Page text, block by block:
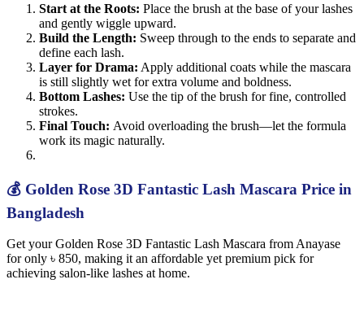
Start at the Roots: Place the brush at the base of your lashes
and gently wiggle upward.
Build the Length: Sweep through to the ends to separate and
define each lash.
Layer for Drama: Apply additional coats while the mascara
is still slightly wet for extra volume and boldness.
Bottom Lashes: Use the tip of the brush for fine, controlled
strokes.
Final Touch: Avoid overloading the brush—let the formula
work its magic naturally.
💰 Golden Rose 3D Fantastic Lash Mascara Price in
Bangladesh
Get your Golden Rose 3D Fantastic Lash Mascara from Anayase
for only ৳ 850, making it an affordable yet premium pick for
achieving salon-like lashes at home.